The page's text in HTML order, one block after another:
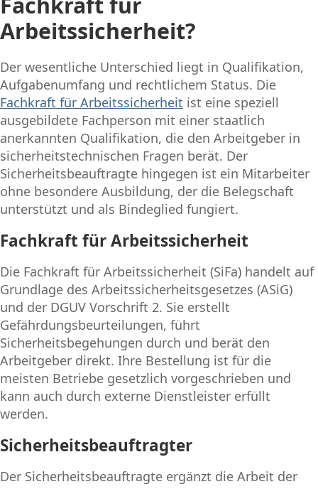
Arbeitssicherheit?
Der wesentliche Unterschied liegt in Qualifikation,
Aufgabenumfang und rechtlichem Status. Die
Fachkraft für Arbeitssicherheit ist eine speziell
ausgebildete Fachperson mit einer staatlich
anerkannten Qualifikation, die den Arbeitgeber in
sicherheitstechnischen Fragen berät. Der
Sicherheitsbeauftragte hingegen ist ein Mitarbeiter
ohne besondere Ausbildung, der die Belegschaft
unterstützt und als Bindeglied fungiert.
Fachkraft für Arbeitssicherheit
Die Fachkraft für Arbeitssicherheit (SiFa) handelt auf
Grundlage des Arbeitssicherheitsgesetzes (ASiG)
und der DGUV Vorschrift 2. Sie erstellt
Gefährdungsbeurteilungen, führt
Sicherheitsbegehungen durch und berät den
Arbeitgeber direkt. Ihre Bestellung ist für die
meisten Betriebe gesetzlich vorgeschrieben und
kann auch durch externe Dienstleister erfüllt
werden.
Sicherheitsbeauftragter
Der Sicherheitsbeauftragte ergänzt die Arbeit der